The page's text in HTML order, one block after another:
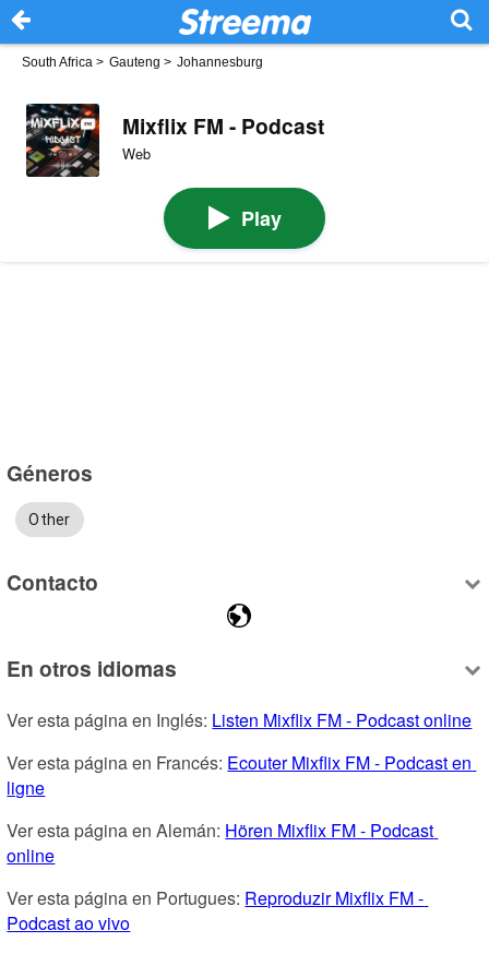
South Africa > Gauteng > Johannesburg
Mixflix FM - Podcast
Web
Play
Géneros
Other
Contacto
En otros idiomas
Ver esta página en Inglés: Listen Mixflix FM - Podcast online
Ver esta página en Francés: Ecouter Mixflix FM - Podcast en
ligne
Ver esta página en Alemán: Hören Mixflix FM - Podcast
online
Ver esta página en Portugues: Reproduzir Mixflix FM -
Podcast ao vivo